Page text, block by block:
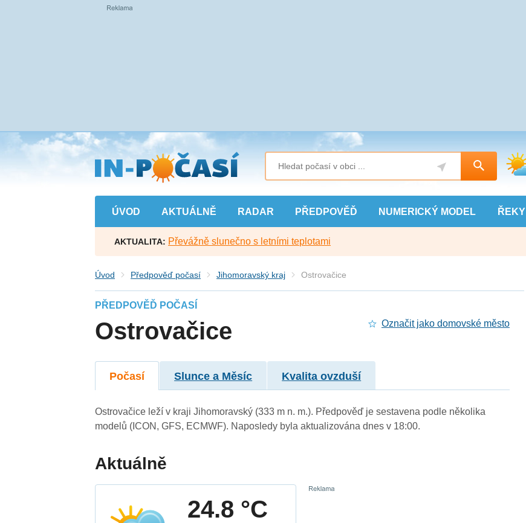
Přejít
na
hlavní
obsah
ÚVOD AKTUÁLNĚ RADAR PŘEDPOVĚĎ NUMERICKÝ MODEL ŘEKY
AKTUALITA: Převážně slunečno s letními teplotami
Úvod Předpověď počasí Jihomoravský kraj Ostrovačice
PŘEDPOVĚĎ POČASÍ
Ostrovačice Označit jako domovské město
Počasí Slunce a Měsíc Kvalita ovzduší
Ostrovačice leží v kraji Jihomoravský (333 m n. m.). Předpověď je sestavena podle několika
modelů (ICON, GFS, ECMWF). Naposledy byla aktualizována dnes v 18:00.
Aktuálně
24.8 °C